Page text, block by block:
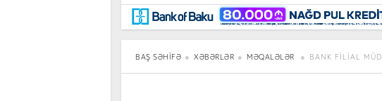
Maraqlı
BancoTV
Müsahibə
BAŞ SƏHIFƏ XƏBƏRLƏR MƏQALƏLƏR BANK FILIAL